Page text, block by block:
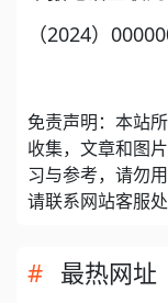
（2024）
免责声明：本站
收集，文章和图
习与参考，请勿
请联系网站客服处
最热网址